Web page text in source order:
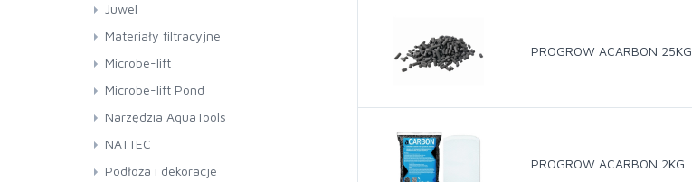
PROGROW ACARBON 25KG
PROGROW ACARBON 2KG
Juwel
Materiały filtracyjne
Microbe-lift
Microbe-lift Pond
Narzędzia AquaTools
NATTEC
Podłoża i dekoracje